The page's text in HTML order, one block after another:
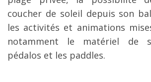
coucher de soleil depuis son
les activités et animations
notamment le matériel de
pédalos et les paddles.